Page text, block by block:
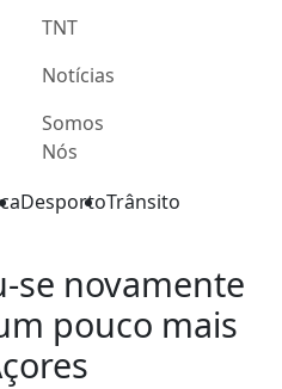
TNT
Notícias
Somos
Nós
DesportoTrânsito
se novamente
pouco mais